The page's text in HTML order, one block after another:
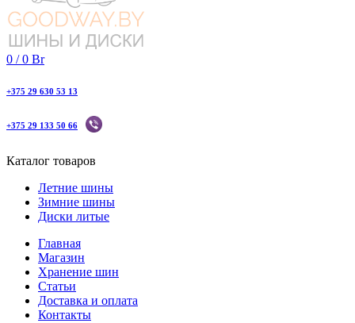
0 / 0 Br
+375 29 630 53 13
+375 29 133 50 66
Каталог товаров
Летние шины
Зимние шины
Диски литые
Главная
Магазин
Хранение шин
Статьи
Доставка и оплата
Контакты